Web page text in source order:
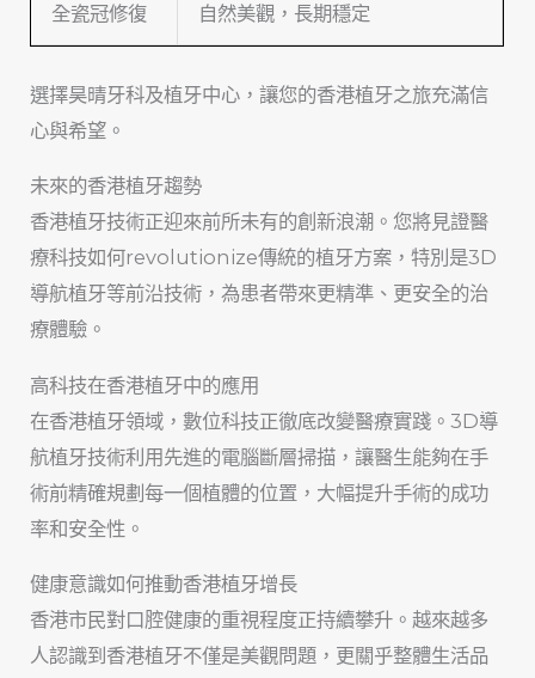
全瓷冠修復 自然美觀，長期穩定
選擇昊晴牙科及植牙中心，讓您的香港植牙之旅充滿信
心與希望。
未來的香港植牙趨勢
香港植牙技術正迎來前所未有的創新浪潮。您將見證醫
療科技如何revolutionize傳統的植牙方案，特別是3D
導航植牙等前沿技術，為患者帶來更精準、更安全的治
療體驗。
高科技在香港植牙中的應用
在香港植牙領域，數位科技正徹底改變醫療實踐。3D導
航植牙技術利用先進的電腦斷層掃描，讓醫生能夠在手
術前精確規劃每一個植體的位置，大幅提升手術的成功
率和安全性。
健康意識如何推動香港植牙增長
香港市民對口腔健康的重視程度正持續攀升。越來越多
人認識到香港植牙不僅是美觀問題，更關乎整體生活品